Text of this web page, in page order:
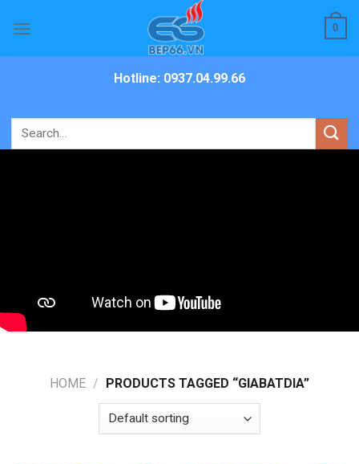
0
Hotline: 0937.04.99.66
Search
for:
HOME / PRODUCTS TAGGED “GIABATDIA”